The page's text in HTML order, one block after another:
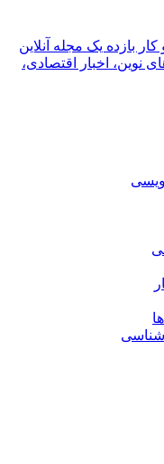
بازده یک مجله آنلاین
نوین، اخبار اقتصادی،